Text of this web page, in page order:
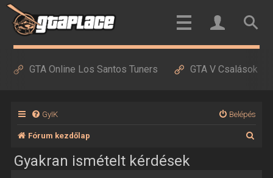
GTA Online Los Santos Tuners GTA V Csalások
GyIK Belépés
Fórum kezdőlap
Gyakran ismételt kérdések